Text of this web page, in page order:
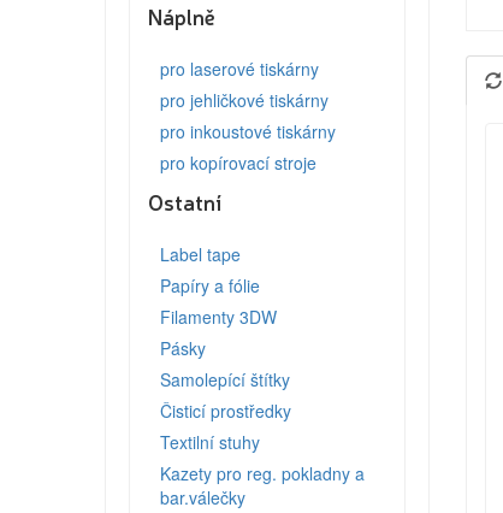
Náplně
pro laserové tiskárny
pro jehličkové tiskárny
pro inkoustové tiskárny
pro kopírovací stroje
Ostatní
Label tape
Papíry a fólie
Filamenty 3DW
Pásky
Samolepící štítky
Čisticí prostředky
Textilní stuhy
Kazety pro reg. pokladny a
bar.válečky